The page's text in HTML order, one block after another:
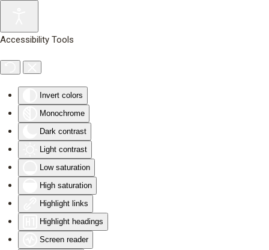
Accessibility Tools
Invert colors
Monochrome
Dark contrast
Light contrast
Low saturation
High saturation
Highlight links
Highlight headings
Screen reader